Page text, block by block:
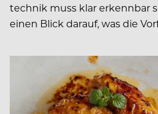
technik muss klar erkennbar
einen Blick darauf, was die